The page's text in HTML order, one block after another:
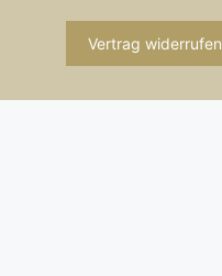
Vertrag widerrufen